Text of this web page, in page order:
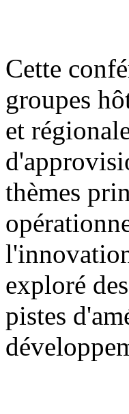
Cette
groupes
et
thèmes
exploré
pistes